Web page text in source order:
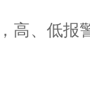
高、低报